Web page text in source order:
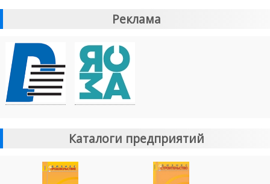
Реклама
Каталоги предприятий